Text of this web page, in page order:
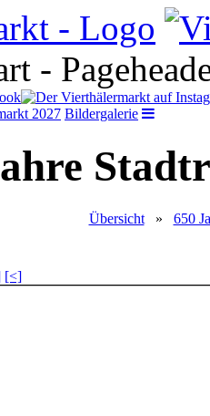
2027 Bildergalerie
Übersicht» 650
[<]